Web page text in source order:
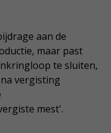
aan de
maar past
te sluiten,
vergisting
mest'.